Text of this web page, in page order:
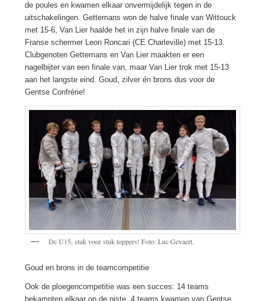
de poules en kwamen elkaar onvermijdelijk tegen in de
uitschakelingen. Gettemans won de halve finale van Wittouck
met 15-6, Van Lier haalde het in zijn halve finale van de
Franse schermer Leon Roncari (CE Charleville) met 15-13.
Clubgenoten Gettemans en Van Lier maakten er een
nagelbijter van een finale van, maar Van Lier trok met 15-13
aan het langste eind. Goud, zilver én brons dus voor de
Gentse Confrérie!
De U15, stuk voor stuk toppers! Foto: Luc Gevaert.
Goud en brons in de teamcompetitie
Ook de ploegencompetitie was een succes: 14 teams
bekampten elkaar op de piste, 4 teams kwamen van Gentse